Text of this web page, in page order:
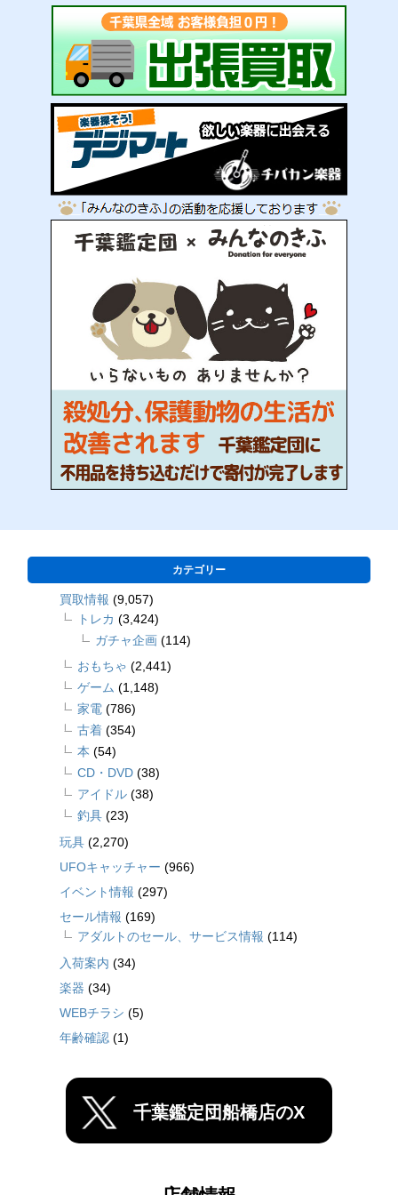
カテゴリー
買取情報 (9,057)
トレカ (3,424)
ガチャ企画 (114)
おもちゃ (2,441)
ゲーム (1,148)
家電 (786)
古着 (354)
本 (54)
CD・DVD (38)
アイドル (38)
釣具 (23)
玩具 (2,270)
UFOキャッチャー (966)
イベント情報 (297)
セール情報 (169)
アダルトのセール、サービス情報 (114)
入荷案内 (34)
楽器 (34)
WEBチラシ (5)
年齢確認 (1)
千葉鑑定団船橋店のX